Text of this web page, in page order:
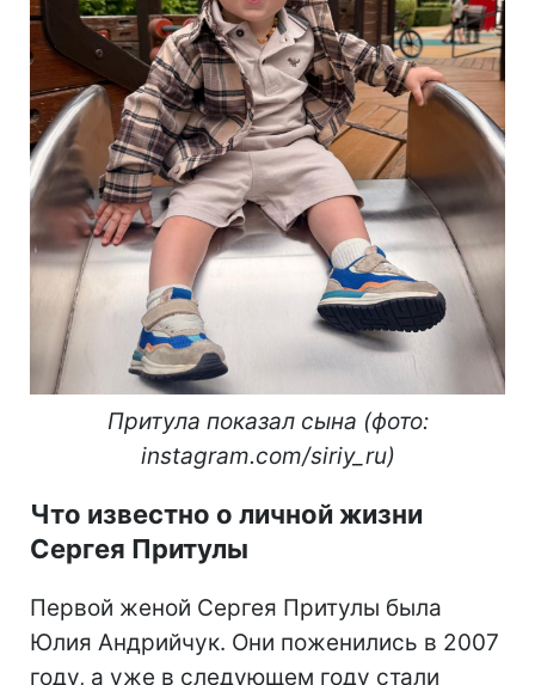
Притула показал сына (фото:
instagram.com/siriy_ru)
Что известно о личной жизни
Сергея Притулы
Первой женой Сергея Притулы была
Юлия Андрийчук. Они поженились в 2007
году, а уже в следующем году стали